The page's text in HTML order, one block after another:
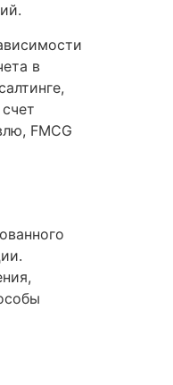
в
FMCG